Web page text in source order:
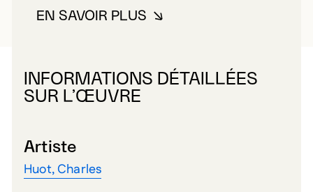
EN SAVOIR PLUSÀ PROPOS DE HUOT, CHARLES
INFORMATIONS DÉTAILLÉES
SUR L’ŒUVRE
Artiste
Huot, Charles